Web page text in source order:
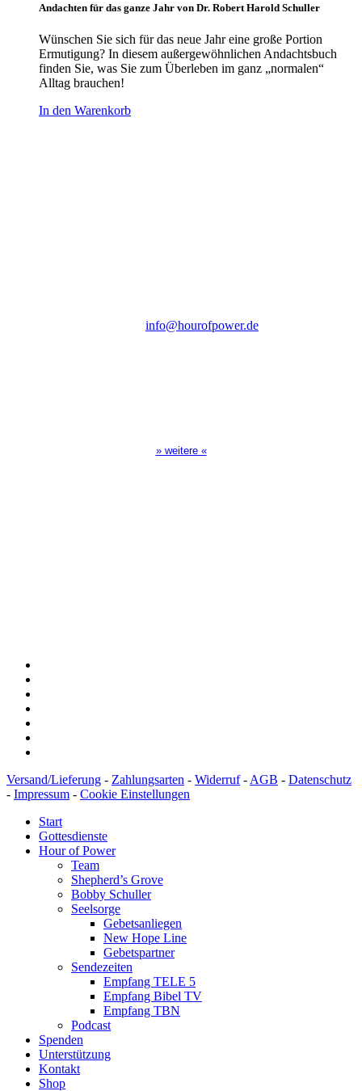
Andachten für das ganze Jahr von Dr. Robert Harold Schuller
Wünschen Sie sich für das neue Jahr eine große Portion
Ermutigung? In diesem außergewöhnlichen Andachtsbuch
finden Sie, was Sie zum Überleben im ganz „normalen“
Alltag brauchen!
In den Warenkorb
info@hourofpower.de
» weitere «
Versand/Lieferung - Zahlungsarten - Widerruf- AGB - Datenschutz
- Impressum - Cookie Einstellungen
Start
Gottesdienste
Hour of Power
Team
Shepherd’s Grove
Bobby Schuller
Seelsorge
Gebetsanliegen
New Hope Line
Gebetspartner
Sendezeiten
Empfang TELE 5
Empfang Bibel TV
Empfang TBN
Podcast
Spenden
Unterstützung
Kontakt
Shop